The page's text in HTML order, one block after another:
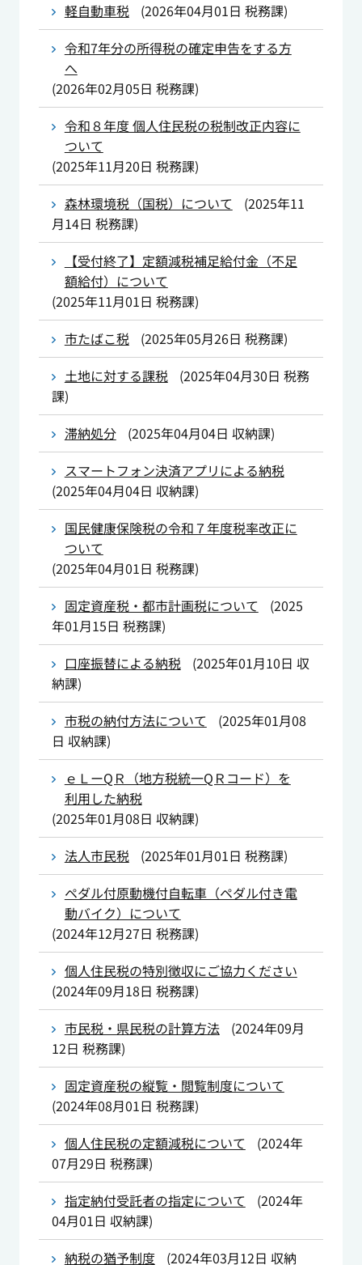
軽自動車税
(2026年04月01日 税務課)
令和7年分の所得税の確定申告をする方
へ
(2026年02月05日 税務課)
令和８年度 個人住民税の税制改正内容に
ついて
(2025年11月20日 税務課)
森林環境税（国税）について
(2025年11
月14日 税務課)
【受付終了】定額減税補足給付金（不足
額給付）について
(2025年11月01日 税務課)
市たばこ税
(2025年05月26日 税務課)
土地に対する課税
(2025年04月30日 税務
課)
滞納処分
(2025年04月04日 収納課)
スマートフォン決済アプリによる納税
(2025年04月04日 収納課)
国民健康保険税の令和７年度税率改正に
ついて
(2025年04月01日 税務課)
固定資産税・都市計画税について
(2025
年01月15日 税務課)
口座振替による納税
(2025年01月10日 収
納課)
市税の納付方法について
(2025年01月08
日 収納課)
ｅＬーQＲ（地方税統一QＲコード）を
利用した納税
(2025年01月08日 収納課)
法人市民税
(2025年01月01日 税務課)
ペダル付原動機付自転車（ペダル付き電
動バイク）について
(2024年12月27日 税務課)
個人住民税の特別徴収にご協力ください
(2024年09月18日 税務課)
市民税・県民税の計算方法
(2024年09月
12日 税務課)
固定資産税の縦覧・閲覧制度について
(2024年08月01日 税務課)
個人住民税の定額減税について
(2024年
07月29日 税務課)
指定納付受託者の指定について
(2024年
04月01日 収納課)
納税の猶予制度
(2024年03月12日 収納